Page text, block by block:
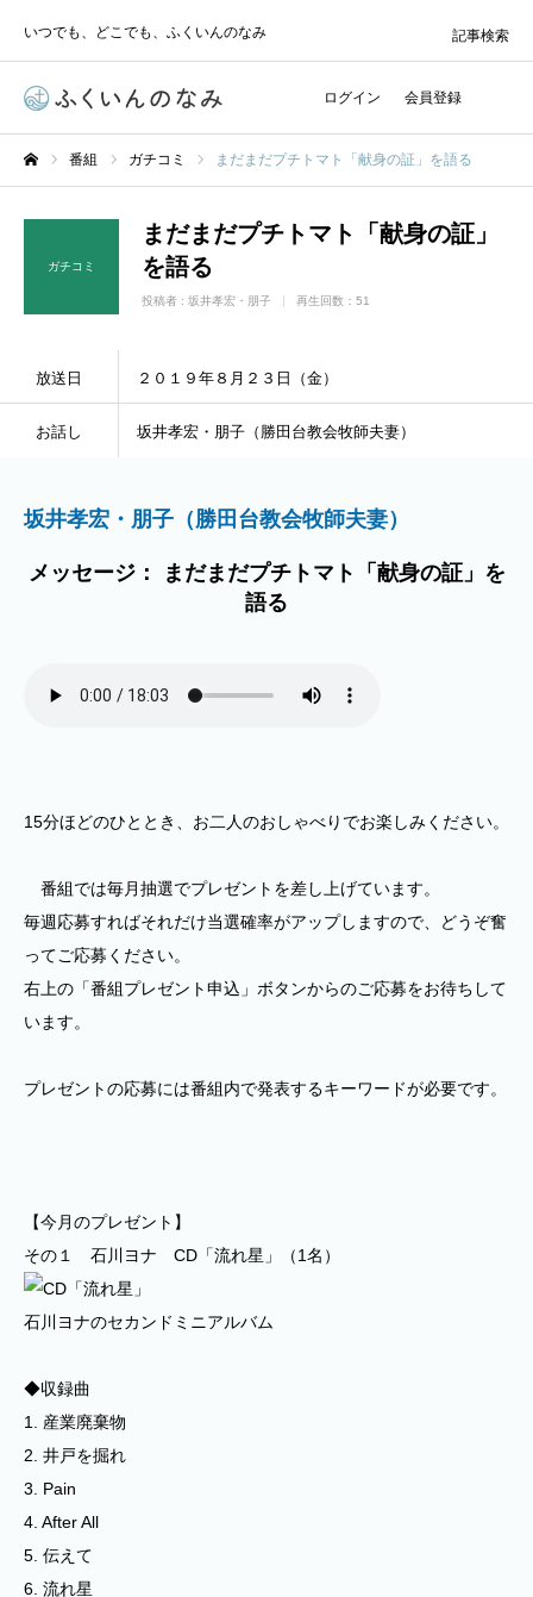
いつでも、どこでも、ふくいんのなみ
ログイン 会員登録
記事検索
番組 ガチコミ まだまだプチトマト「献身の証」を語る
ガチコミ
まだまだプチトマト「献身の証」
を語る
投稿者 : 坂井孝宏・朋子 再生回数：51
放送日 ２０１９年８月２３日（金）
お話し 坂井孝宏・朋子（勝田台教会牧師夫妻）
坂井孝宏・朋子（勝田台教会牧師夫妻）
メッセージ： まだまだプチトマト「献身の証」を
語る
15分ほどのひととき、お二人のおしゃべりでお楽しみください。
番組では毎月抽選でプレゼントを差し上げています。
毎週応募すればそれだけ当選確率がアップしますので、どうぞ奮
ってご応募ください。
右上の「番組プレゼント申込」ボタンからのご応募をお待ちして
います。
プレゼントの応募には番組内で発表するキーワードが必要です。
【今月のプレゼント】
その１ 石川ヨナ CD「流れ星」（1名）
石川ヨナのセカンドミニアルバム
◆収録曲
1. 産業廃棄物
2. 井戸を掘れ
3. Pain
4. After All
5. 伝えて
6. 流れ星